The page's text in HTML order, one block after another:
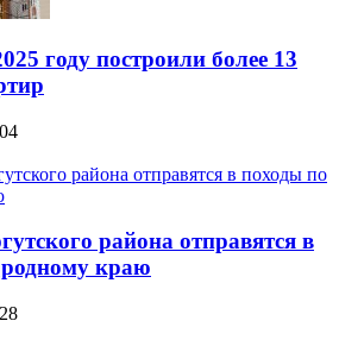
году построили более 13
района отправятся в
краю